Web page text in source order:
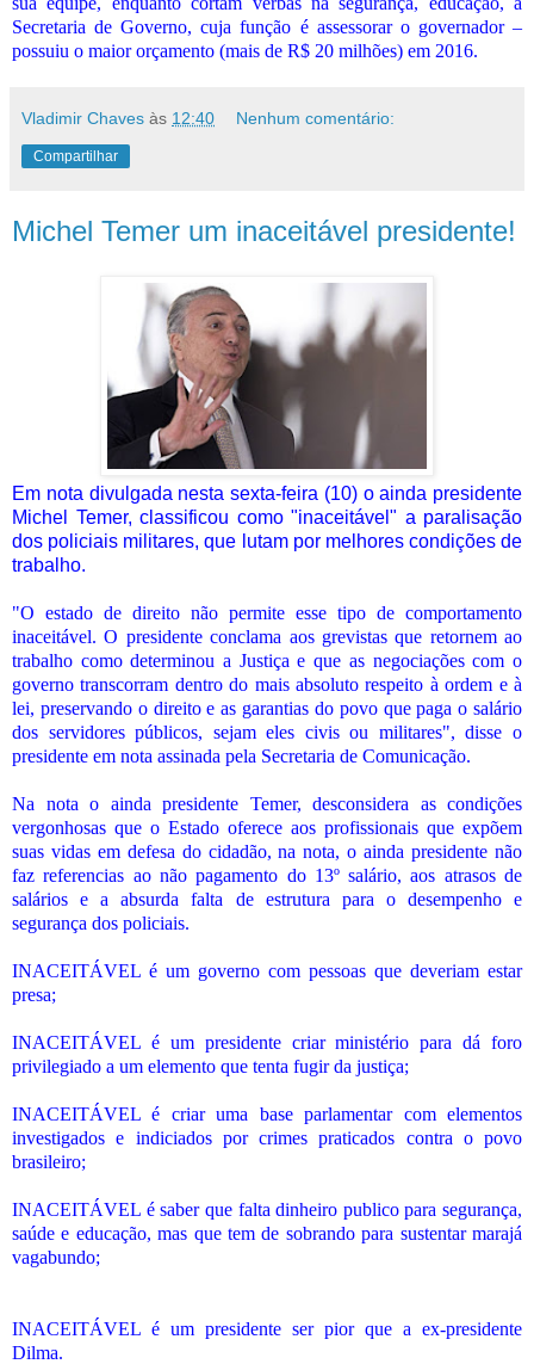
Secretaria de Governo, cuja função é assessorar o governador –
possuiu o maior orçamento (mais de R$ 20 milhões) em 2016.
Vladimir Chaves às 12:40 Nenhum comentário:
Compartilhar
Michel Temer um inaceitável presidente!
Em nota divulgada nesta sexta-feira (10) o ainda presidente
Michel Temer, classificou como "inaceitável" a paralisação
dos policiais militares, que lutam por melhores condições de
trabalho.
"O estado de direito não permite esse tipo de comportamento
inaceitável. O presidente conclama aos grevistas que retornem ao
trabalho como determinou a Justiça e que as negociações com o
governo transcorram dentro do mais absoluto respeito à ordem e à
lei, preservando o direito e as garantias do povo que paga o salário
dos servidores públicos, sejam eles civis ou militares", disse o
presidente em nota assinada pela Secretaria de Comunicação.
Na nota o ainda presidente Temer, desconsidera as condições
vergonhosas que o Estado oferece aos profissionais que expõem
suas vidas em defesa do cidadão, na nota, o ainda presidente não
faz referencias ao não pagamento do 13º salário, aos atrasos de
salários e a absurda falta de estrutura para o desempenho e
segurança dos policiais.
INACEITÁVEL é um governo com pessoas que deveriam estar
presa;
INACEITÁVEL é um presidente criar ministério para dá foro
privilegiado a um elemento que tenta fugir da justiça;
INACEITÁVEL é criar uma base parlamentar com elementos
investigados e indiciados por crimes praticados contra o povo
brasileiro;
INACEITÁVEL é saber que falta dinheiro publico para segurança,
saúde e educação, mas que tem de sobrando para sustentar marajá
vagabundo;
INACEITÁVEL é um presidente ser pior que a ex-presidente
Dilma.